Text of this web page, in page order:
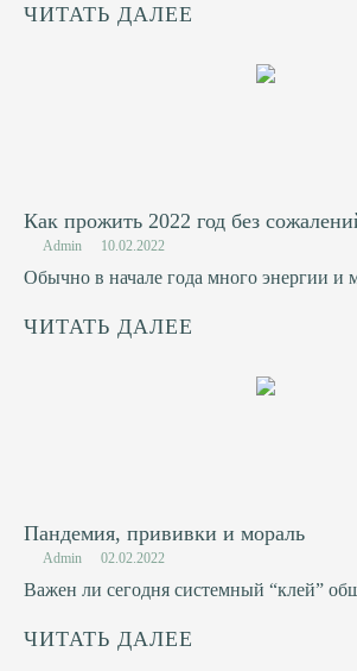
ЧИТАТЬ ДАЛЕЕ
Как прожить 2022 год без
Admin 10.02.2022
Обычно в начале года много энергии и
ЧИТАТЬ ДАЛЕЕ
Пандемия, прививки и мораль
Admin 02.02.2022
Важен ли сегодня системный “клей”
ЧИТАТЬ ДАЛЕЕ